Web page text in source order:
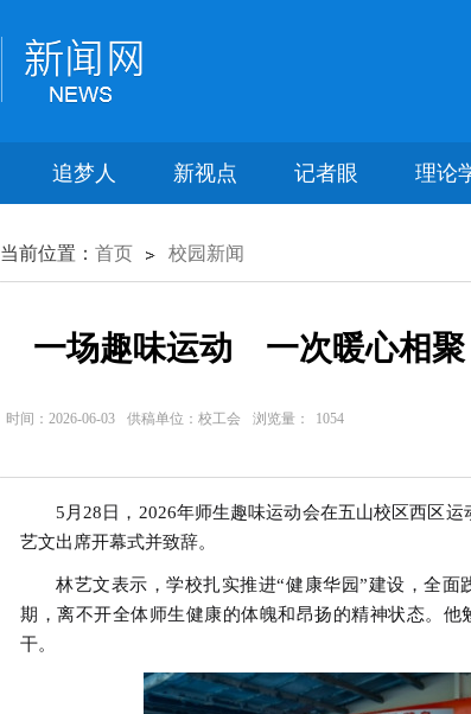
追梦人 新视点 记者眼 理论
当前位置： 首页 校园新闻
一场趣味运动 一次暖心相
时间：2026-06-03 供稿单位：校工会 浏览量： 1054
5月28日，2026年师生趣味运动会在五山校区西区
艺文出席开幕式并致辞。
林艺文表示，学校扎实推进“健康华园”建设，全
期，离不开全体师生健康的体魄和昂扬的精神状态。
干。